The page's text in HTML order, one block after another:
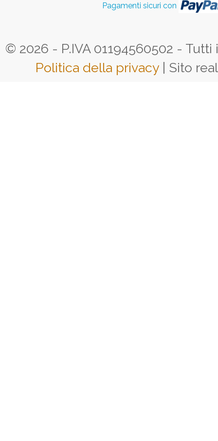
Pagamenti sicuri con
© 2026 - P.IVA 01194560502 -
Politica della privacy | Sito